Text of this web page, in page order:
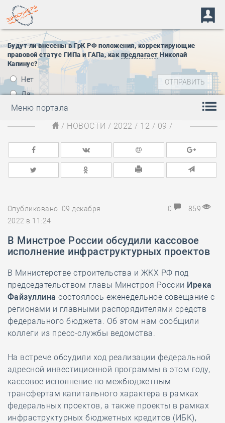
Будут ли внесены в ГрК РФ положения, корректирующие
правовой статус ГИПа и ГАПа, как предлагает Николай
Капинус?
Нет
Да
Меню портала
/ НОВОСТИ / 2022 / 12 / 09 /
Опубликовано: 09 декабря
2022 в 11:24
0 859
В Минстрое России обсудили кассовое
исполнение инфраструктурных проектов
В Министерстве строительства и ЖКХ РФ под
председательством главы Минстроя России Ирека
Файзуллина состоялось еженедельное совещание с
регионами и главными распорядителями средств
федерального бюджета. Об этом нам сообщили
коллеги из пресс-службы ведомства.
На встрече обсудили ход реализации федеральной
адресной инвестиционной программы в этом году,
кассовое исполнение по межбюджетным
трансфертам капитального характера в рамках
федеральных проектов, а также проекты в рамках
инфраструктурных бюджетных кредитов (ИБК),